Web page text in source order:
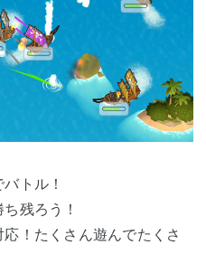
トル！
残ろう！
！たくさん遊んでたくさ